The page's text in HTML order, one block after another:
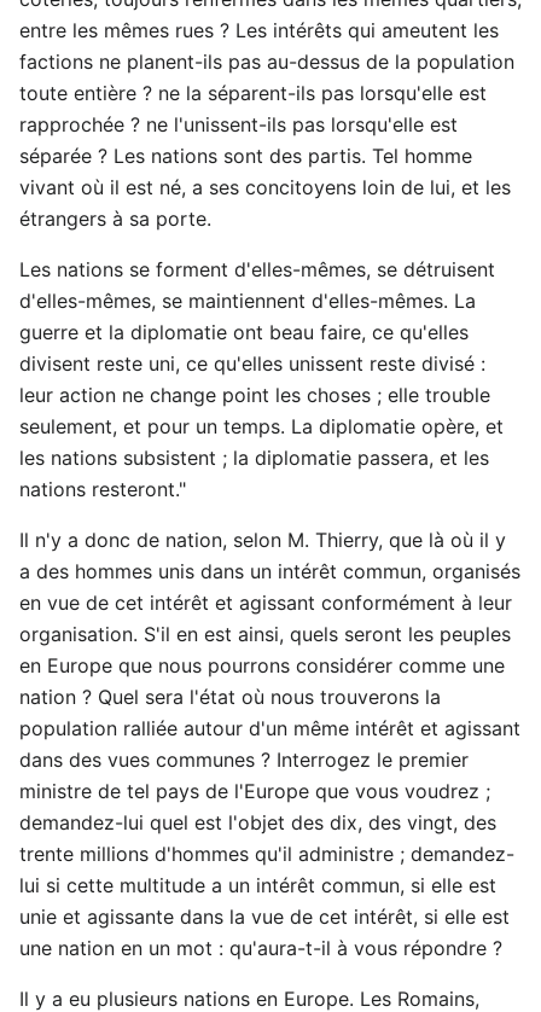
entre les mêmes rues ? Les intérêts qui ameutent les
factions ne planent-ils pas au-dessus de la population
toute entière ? ne la séparent-ils pas lorsqu'elle est
rapprochée ? ne l'unissent-ils pas lorsqu'elle est
séparée ? Les nations sont des partis. Tel homme
vivant où il est né, a ses concitoyens loin de lui, et les
étrangers à sa porte.
Les nations se forment d'elles-mêmes, se détruisent
d'elles-mêmes, se maintiennent d'elles-mêmes. La
guerre et la diplomatie ont beau faire, ce qu'elles
divisent reste uni, ce qu'elles unissent reste divisé :
leur action ne change point les choses ; elle trouble
seulement, et pour un temps. La diplomatie opère, et
les nations subsistent ; la diplomatie passera, et les
nations resteront."
Il n'y a donc de nation, selon M. Thierry, que là où il y
a des hommes unis dans un intérêt commun, organisés
en vue de cet intérêt et agissant conformément à leur
organisation. S'il en est ainsi, quels seront les peuples
en Europe que nous pourrons considérer comme une
nation ? Quel sera l'état où nous trouverons la
population ralliée autour d'un même intérêt et agissant
dans des vues communes ? Interrogez le premier
ministre de tel pays de l'Europe que vous voudrez ;
demandez-lui quel est l'objet des dix, des vingt, des
trente millions d'hommes qu'il administre ; demandez-
lui si cette multitude a un intérêt commun, si elle est
unie et agissante dans la vue de cet intérêt, si elle est
une nation en un mot : qu'aura-t-il à vous répondre ?
Il y a eu plusieurs nations en Europe. Les Romains,